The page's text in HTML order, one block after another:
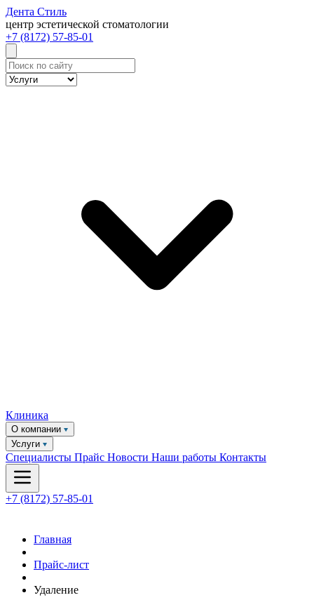
Дента Стиль
центр эстетической стоматологии
+7 (8172) 57-85-01
Клиника
О компании
Услуги
Специалисты Прайс Новости Наши работы Контакты
+7 (8172) 57-85-01
Главная
Прайс-лист
Удаление